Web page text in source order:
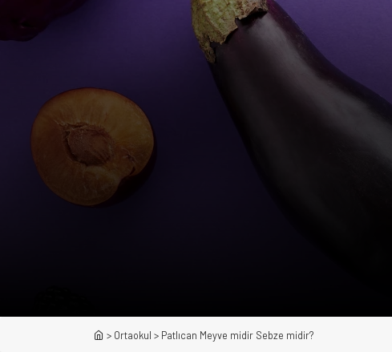
> Ortaokul > Patlıcan Meyve midir Sebze midir?